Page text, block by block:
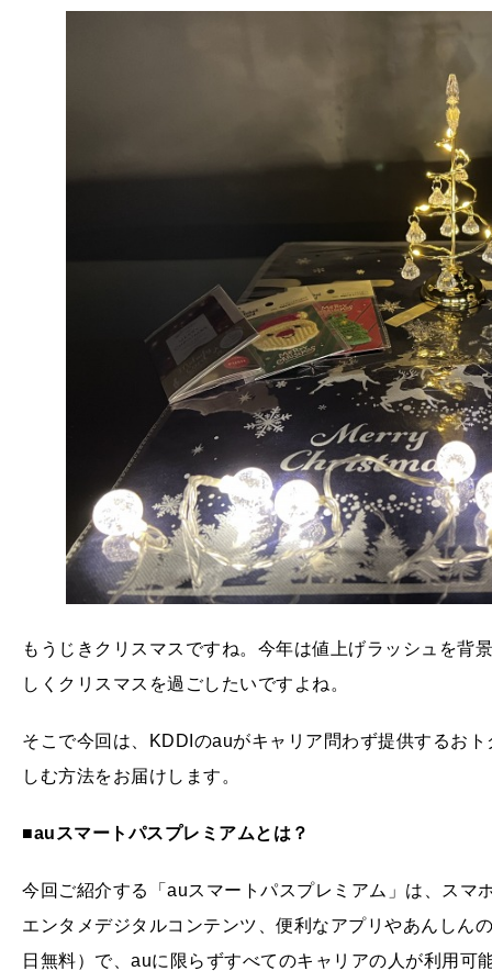
もうじきクリスマスですね。今年は値上げラッシュを背
しくクリスマスを過ごしたいですよね。
そこで今回は、KDDIのauがキャリア問わず提供するお
しむ方法をお届けします。
■auスマートパスプレミアムとは？
今回ご紹介する「auスマートパスプレミアム」は、スマ
エンタメデジタルコンテンツ、便利なアプリやあんしん
日無料）で、auに限らずすべてのキャリアの人が利用可